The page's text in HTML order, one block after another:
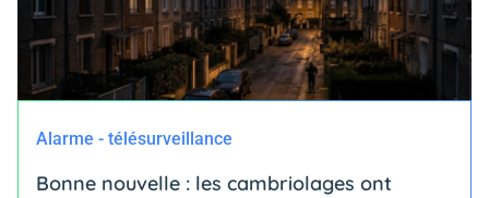
Alarme - télésurveillance
Bonne nouvelle : les cambriolages ont